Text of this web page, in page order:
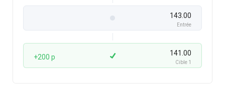
143.00
Entrée
+200 p 141.00
Cible 1